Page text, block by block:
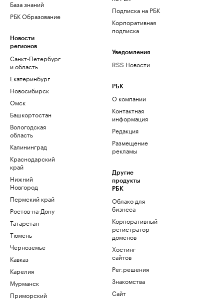
База знаний
РБК Образование
Новости
регионов
Санкт-Петербург
и область
Екатеринбург
Новосибирск
Омск
Башкортостан
Вологодская
область
Калининград
Краснодарский
край
Нижний
Новгород
Пермский край
Ростов-на-Дону
Татарстан
Тюмень
Черноземье
Кавказ
Карелия
Мурманск
Приморский
Подписка на РБК
Корпоративная
подписка
Уведомления
RSS Новости
РБК
О компании
Контактная
информация
Редакция
Размещение
рекламы
Другие
продукты
РБК
Облако для
бизнеса
Корпоративный
регистратор
доменов
Хостинг
сайтов
Рег.решения
Знакомства
Сайт